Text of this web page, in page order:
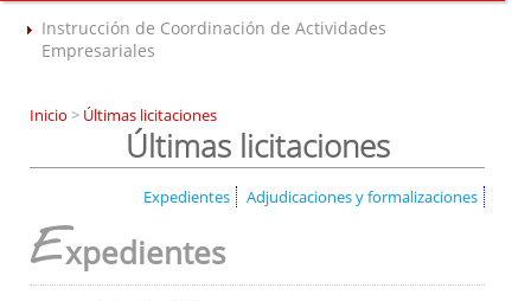
Instrucción de Coordinación de Actividades
Empresariales
Inicio > Últimas licitaciones
Últimas licitaciones
Expedientes Adjudicaciones y formalizaciones
Expedientes